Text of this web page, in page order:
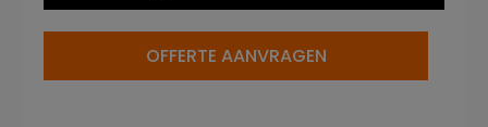
deksel
OFFERTE AANVRAGEN